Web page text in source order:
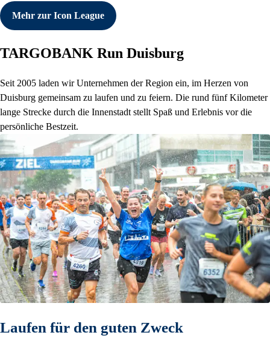
Mehr zur Icon League
TARGOBANK Run Duisburg
Seit 2005 laden wir Unternehmen der Region ein, im Herzen von
Duisburg gemeinsam zu laufen und zu feiern. Die rund fünf Kilometer
lange Strecke durch die Innenstadt stellt Spaß und Erlebnis vor die
persönliche Bestzeit.
Laufen für den guten Zweck